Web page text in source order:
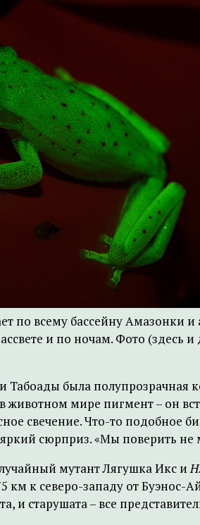
по всему бассейну Амазонки и
и по ночам. Фото (здесь и
была полупрозрачная
животном мире пигмент – он
свечение. Что-то подобное
сюрприз. «Мы поверить не
мутант Лягушка Икс и
км к северо-западу от
и старушата – все